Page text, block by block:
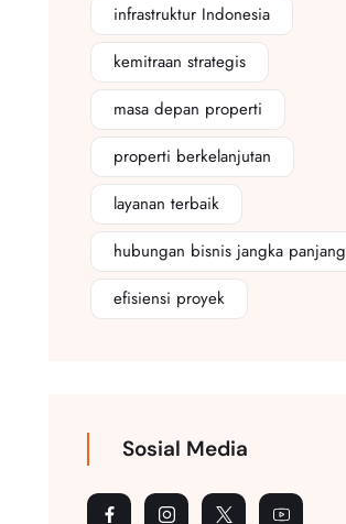
infrastruktur Indonesia
kemitraan strategis
masa depan properti
properti berkelanjutan
layanan terbaik
hubungan bisnis jangka panjang
efisiensi proyek
Sosial Media